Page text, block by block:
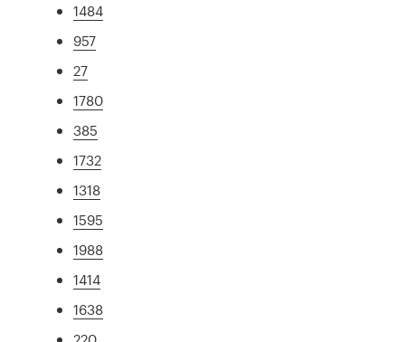
1484
957
27
1780
385
1732
1318
1595
1988
1414
1638